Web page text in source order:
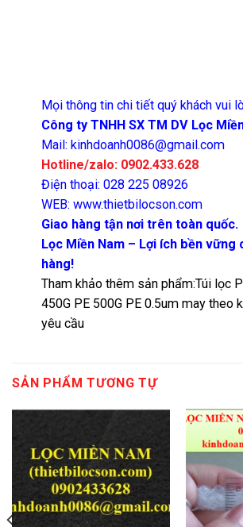
Mọi thông tin chi tiết quý khách vui
Công ty TNHH SX TM DV Lọc
Mail: kinhdoanh0086@gmail.com
Hotline/zalo: 0902.433.628
Điện thoại: 028 225 08926
WEB: www.thietbilocson.com
Giao hàng tận nơi trên toàn quốc.
Lọc Miền Nam – Lợi ích bền vững
hàng!
Tham khảo thêm sản phẩm:Túi lọc
450G PE 500G PE 0.5um may theo
yêu cầu
SẢN PHẨM TƯƠNG TỰ